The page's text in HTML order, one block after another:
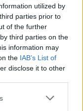
utilized by
parties prior to
of the further
third parties on the
information may
the IAB’s List of
disclose it to other
or more Google
di Conte sulle